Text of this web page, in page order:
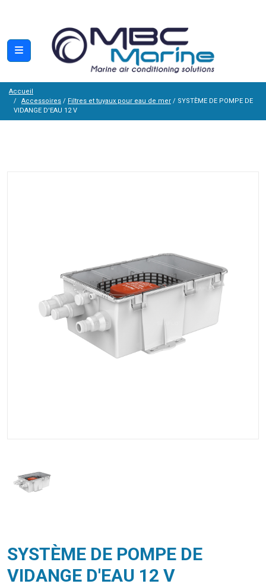
Accueil
Accessoires / Filtres et tuyaux pour eau de mer / SYSTÈME DE POMPE DE
VIDANGE D'EAU 12 V
SYSTÈME DE POMPE DE
VIDANGE D'EAU 12 V